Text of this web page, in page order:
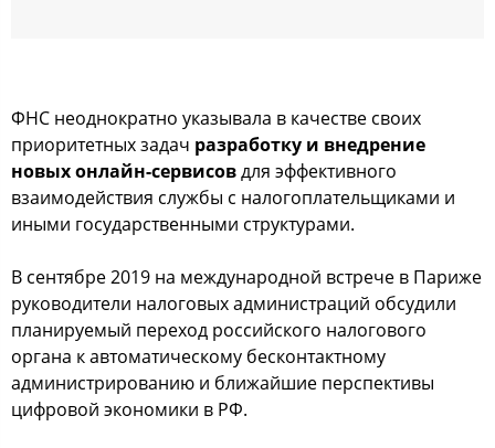
ФНС неоднократно указывала в качестве своих
приоритетных задач разработку и внедрение
новых онлайн-сервисовдля эффективного
взаимодействия службы с налогоплательщиками и
иными государственными структурами.
В сентябре 2019 на международной встрече в Париже
руководители налоговых администраций обсудили
планируемый переход российского налогового
органа к автоматическому бесконтактному
администрированию и ближайшие перспективы
цифровой экономики в РФ.